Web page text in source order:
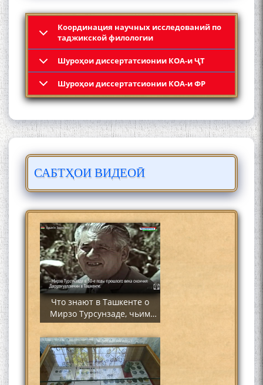
Координация научных исследований по
таджикской филологии
Шyроҳои диссертатсионии КОА-и ҶТ
Шyроҳои диссертатсионии КОА-и ФР
САБТҲОИ ВИДЕОӢ
4-уми декабр- зодрӯзи
шоири абадзинда Абулқосим
Лоҳутӣ
АБУЛҚОСИМ ЛОҲУТӢ /
ABULQOSIM LOHUTY/
Что знают в Ташкенте о
Мирзо Турсунзаде, чьим
именем назвали станцию
метро?